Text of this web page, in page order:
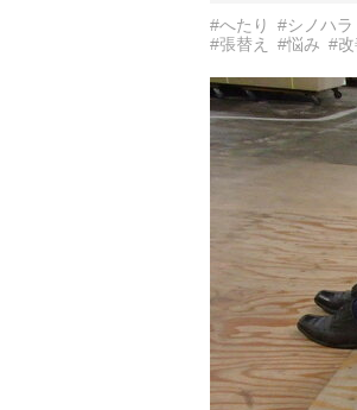
#へたり #シノハラ
#張替え
#悩み #